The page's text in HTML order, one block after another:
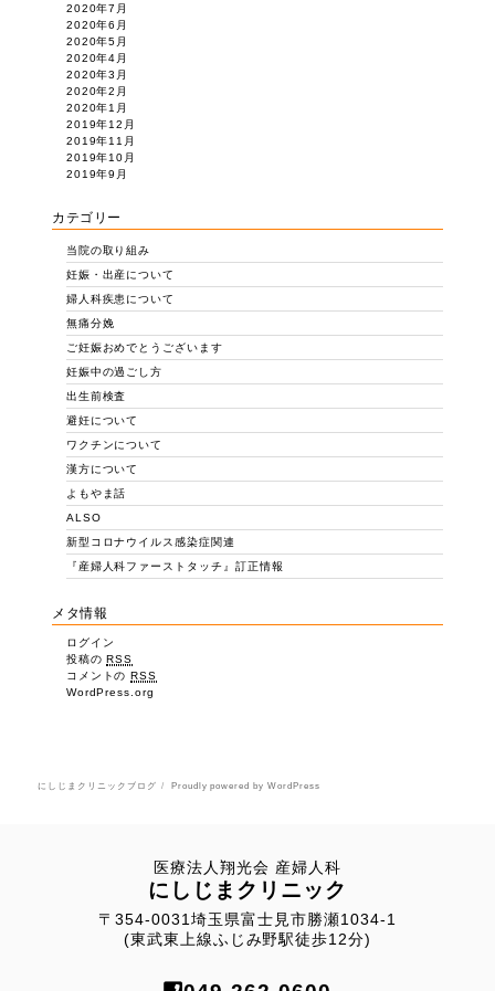
2020年7月
2020年6月
2020年5月
2020年4月
2020年3月
2020年2月
2020年1月
2019年12月
2019年11月
2019年10月
2019年9月
カテゴリー
当院の取り組み
妊娠・出産について
婦人科疾患について
無痛分娩
ご妊娠おめでとうございます
妊娠中の過ごし方
出生前検査
避妊について
ワクチンについて
漢方について
よもやま話
ALSO
新型コロナウイルス感染症関連
『産婦人科ファーストタッチ』訂正情報
メタ情報
ログイン
投稿のRSS
コメントのRSS
WordPress.org
にしじまクリニックブログ Proudly powered by WordPress
医療法人翔光会 産婦人科
にしじまクリニック
〒354-0031埼玉県富士見市勝瀬1034-1
(東武東上線ふじみ野駅徒歩12分)